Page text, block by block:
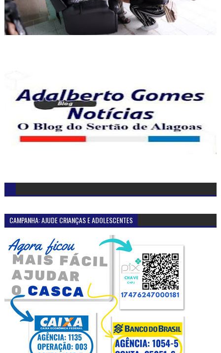
CAMPANHA: AJUDE CRIANÇAS E ADOLESCENTES